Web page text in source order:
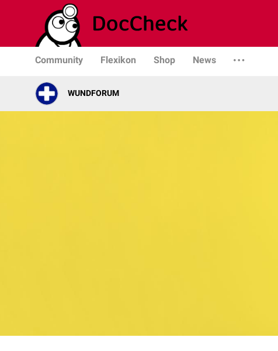
Community Flexikon Shop News
WUNDFORUM